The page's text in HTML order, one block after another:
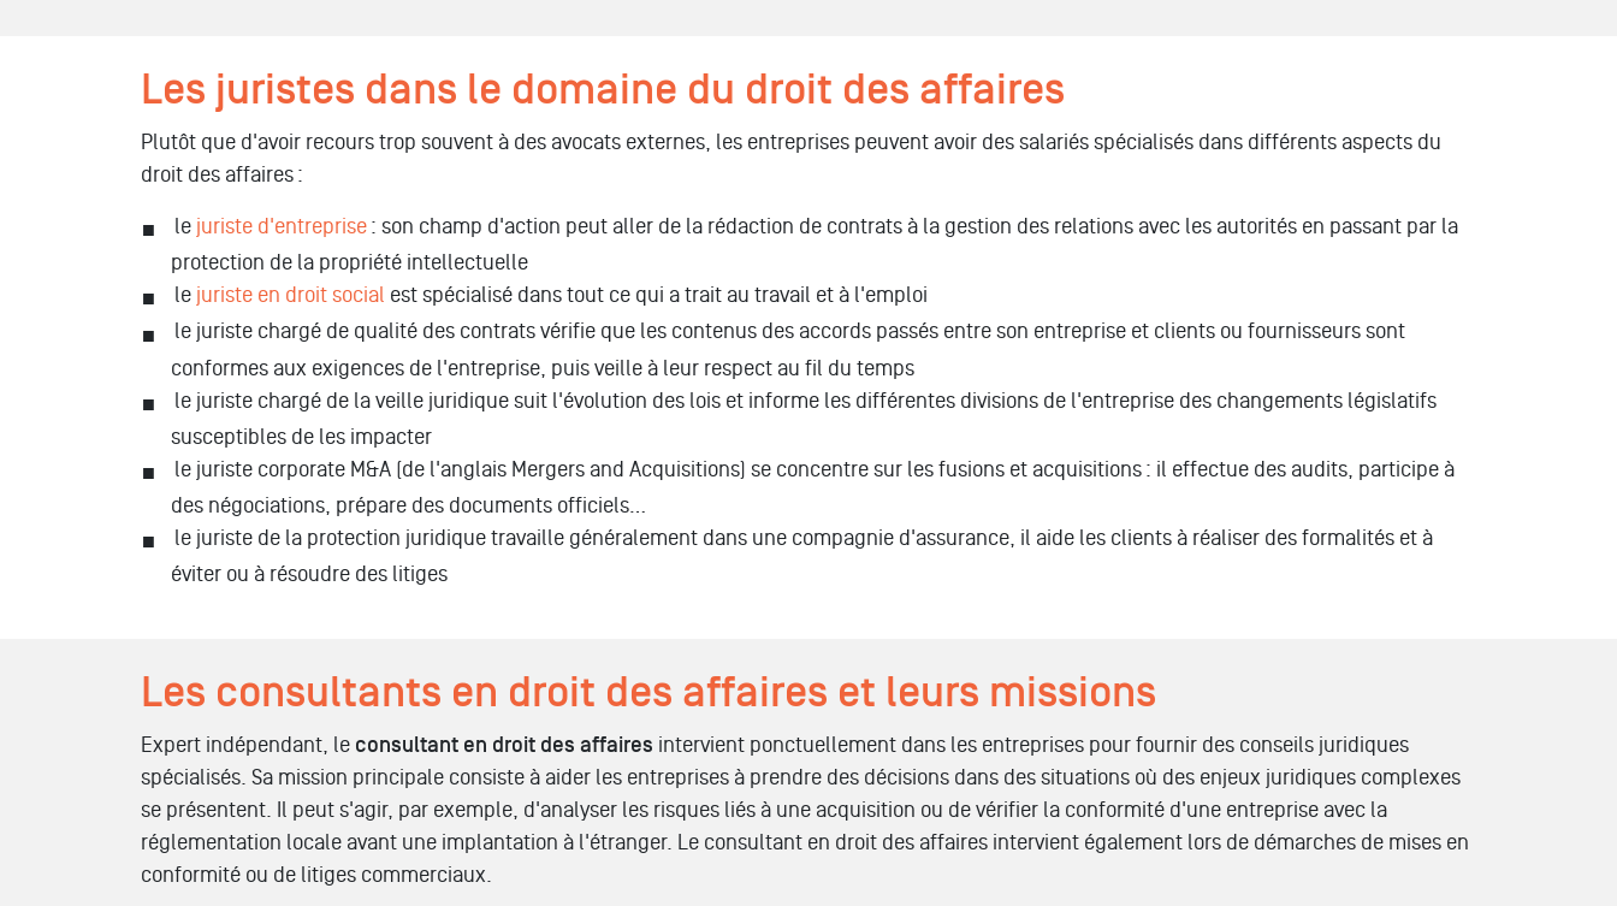
Les juristes dans le domaine du droit des affaires
Plutôt que d'avoir recours trop souvent à des avocats externes, les entreprises peuvent avoir des salariés spécialisés dans différents aspects du
droit des affaires :
le juriste d'entreprise : son champ d'action peut aller de la rédaction de contrats à la gestion des relations avec les autorités en passant par la
protection de la propriété intellectuelle
le juriste en droit social est spécialisé dans tout ce qui a trait au travail et à l'emploi
le juriste chargé de qualité des contrats vérifie que les contenus des accords passés entre son entreprise et clients ou fournisseurs sont
conformes aux exigences de l'entreprise, puis veille à leur respect au fil du temps
le juriste chargé de la veille juridique suit l'évolution des lois et informe les différentes divisions de l'entreprise des changements législatifs
susceptibles de les impacter
le juriste corporate M&A (de l'anglais Mergers and Acquisitions) se concentre sur les fusions et acquisitions : il effectue des audits, participe à
des négociations, prépare des documents officiels…
le juriste de la protection juridique travaille généralement dans une compagnie d'assurance, il aide les clients à réaliser des formalités et à
éviter ou à résoudre des litiges
Les consultants en droit des affaires et leurs missions
Expert indépendant, le consultant en droit des affaires intervient ponctuellement dans les entreprises pour fournir des conseils juridiques
spécialisés. Sa mission principale consiste à aider les entreprises à prendre des décisions dans des situations où des enjeux juridiques complexes
se présentent. Il peut s'agir, par exemple, d'analyser les risques liés à une acquisition ou de vérifier la conformité d'une entreprise avec la
réglementation locale avant une implantation à l'étranger. Le consultant en droit des affaires intervient également lors de démarches de mises en
conformité ou de litiges commerciaux.